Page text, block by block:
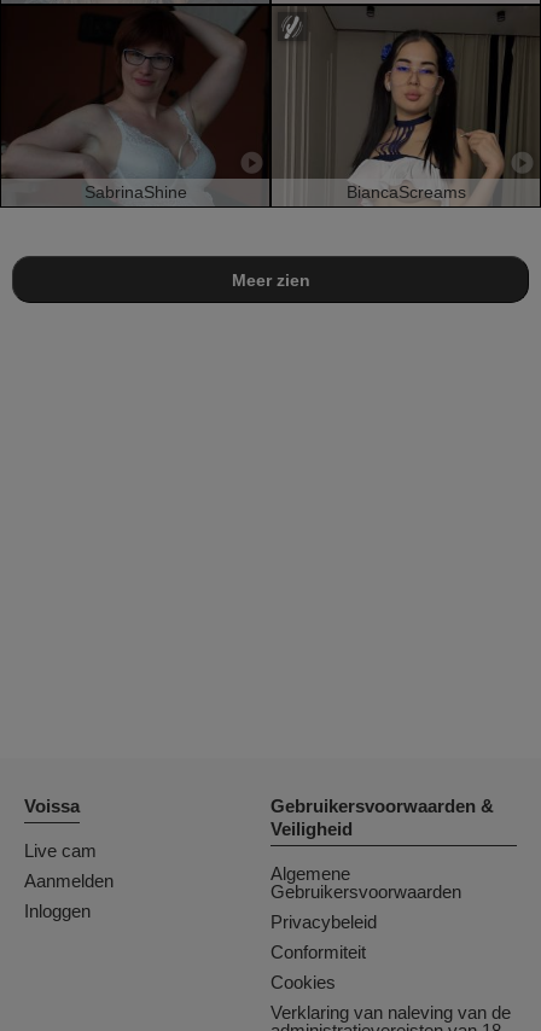
SabrinaShine BiancaScreams
Meer zien
Voissa
Live cam
Aanmelden
Inloggen
Gebruikersvoorwaarden &
Veiligheid
Algemene
Gebruikersvoorwaarden
Privacybeleid
Conformiteit
Cookies
Verklaring van naleving van de